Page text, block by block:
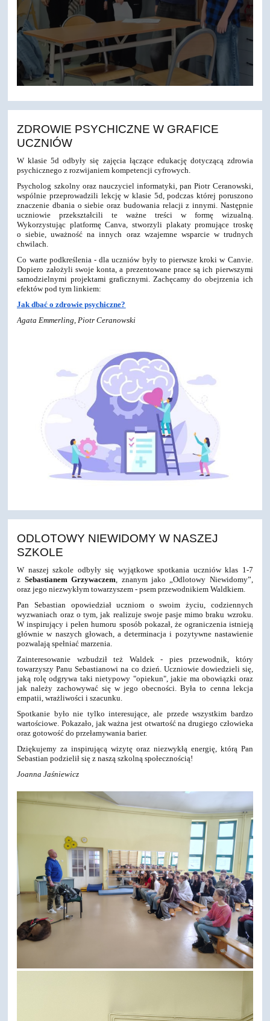
ZDROWIE PSYCHICZNE W GRAFICE
UCZNIÓW
W klasie 5d odbyły się zajęcia łączące edukację dotyczącą zdrowia
psychicznego z rozwijaniem kompetencji cyfrowych.
Psycholog szkolny oraz nauczyciel informatyki, pan Piotr Ceranowski,
wspólnie przeprowadzili lekcję w klasie 5d, podczas której poruszono
znaczenie dbania o siebie oraz budowania relacji z innymi. Następnie
uczniowie przekształcili te ważne treści w formę wizualną.
Wykorzystując platformę Canva, stworzyli plakaty promujące troskę
o siebie, uważność na innych oraz wzajemne wsparcie w trudnych
chwilach.
Co warte podkreślenia - dla uczniów były to pierwsze kroki w Canvie.
Dopiero założyli swoje konta, a prezentowane prace są ich pierwszymi
samodzielnymi projektami graficznymi. Zachęcamy do obejrzenia ich
efektów pod tym linkiem:
Jak dbać o zdrowie psychiczne?
Agata Emmerling, Piotr Ceranowski
ODLOTOWY NIEWIDOMY W NASZEJ
SZKOLE
W naszej szkole odbyły się wyjątkowe spotkania uczniów klas 1-7
z Sebastianem Grzywaczem , znanym jako „Odlotowy Niewidomy”,
oraz jego niezwykłym towarzyszem - psem przewodnikiem Waldkiem.
Pan Sebastian opowiedział uczniom o swoim życiu, codziennych
wyzwaniach oraz o tym, jak realizuje swoje pasje mimo braku wzroku.
W inspirujący i pełen humoru sposób pokazał, że ograniczenia istnieją
głównie w naszych głowach, a determinacja i pozytywne nastawienie
pozwalają spełniać marzenia.
Zainteresowanie wzbudził też Waldek - pies przewodnik, który
towarzyszy Panu Sebastianowi na co dzień. Uczniowie dowiedzieli się,
jaką rolę odgrywa taki nietypowy "opiekun", jakie ma obowiązki oraz
jak należy zachowywać się w jego obecności. Była to cenna lekcja
empatii, wrażliwości i szacunku.
Spotkanie było nie tylko interesujące, ale przede wszystkim bardzo
wartościowe. Pokazało, jak ważna jest otwartość na drugiego człowieka
oraz gotowość do przełamywania barier.
Dziękujemy za inspirującą wizytę oraz niezwykłą energię, którą Pan
Sebastian podzielił się z naszą szkolną społecznością!
Joanna Jaśniewicz